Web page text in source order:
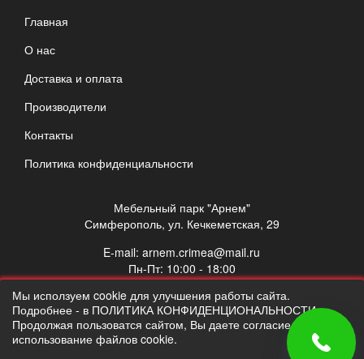
Главная
О нас
Доставка и оплата
Производители
Контакты
Политика конфиденциальности
Мебельный парк "Арнем"
Симферополь, ул. Кечкеметская, 29
E-mail:arnem.crimea@mail.ru
Пн-Пт: 10:00 - 18:00
Сб: 10:00 - 17:00
Вс: выходной
Мы исползуем cookie для улучшения работы сайта.
Подробнее - в ПОЛИТИКА КОНФИДЕНЦИОНАЛЬНОСТИ.
Продолжая пользоватся сайтом, Вы даете согласие на
использование файлов cookie.